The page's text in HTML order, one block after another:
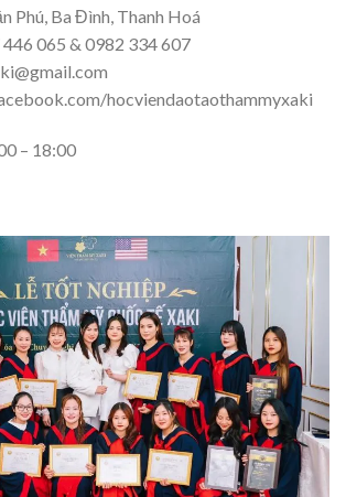
Phú, Ba Đình, Thanh Hoá
065 & 0982 334 607
hocviendaotaothammyxaki
– 18:00